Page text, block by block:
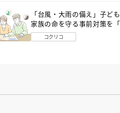
「台風・大雨の備え」子ど
家族の命を守る事前対策を
災アドバイザー」が解説
コクリコ